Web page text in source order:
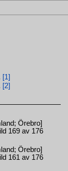
[1]
[2]
Örebro]
169 av 176
Örebro]
161 av 176